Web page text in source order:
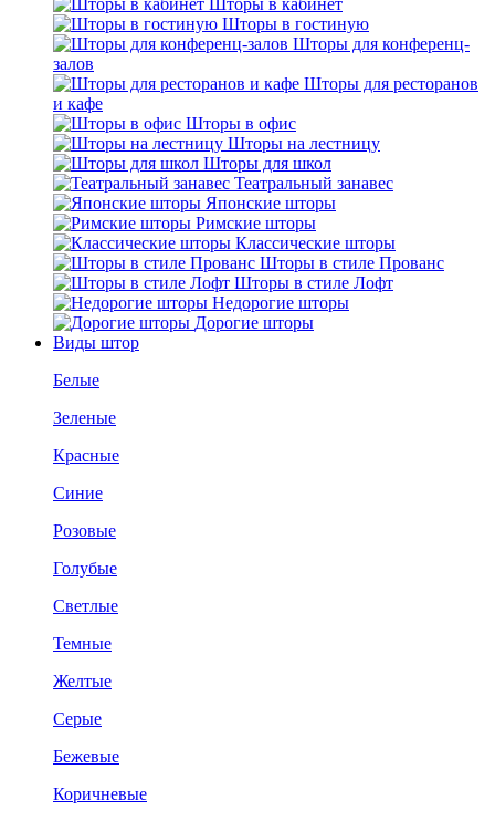
Шторы в кабинет
Шторы в гостиную
Шторы для конференц-
залов
Шторы для ресторанов
и кафе
Шторы в офис
Шторы на лестницу
Шторы для школ
Театральный занавес
Японские шторы
Римские шторы
Классические шторы
Шторы в стиле Прованс
Шторы в стиле Лофт
Недорогие шторы
Дорогие шторы
Виды штор
Белые
Зеленые
Красные
Синие
Розовые
Голубые
Светлые
Темные
Желтые
Серые
Бежевые
Коричневые